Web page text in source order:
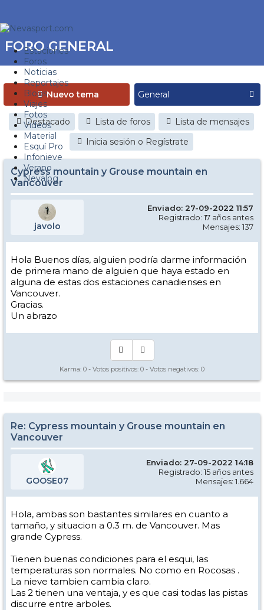
Estaciones
Foros
Noticias
Reportajes
Blogs
Viajes
Fotos
Videos
Material
Esquí Pro
Infonieve
Verano
Nevalog
FORO GENERAL
Nuevo tema
Destacado Lista de foros
Lista de mensajes
Inicia sesión o Regístrate
Cypress mountain y Grouse mountain en
Vancouver
javolo
Enviado: 27-09-2022 11:57
Registrado: 17 años antes
Mensajes: 137
Hola Buenos días, alguien podría darme información
de primera mano de alguien que haya estado en
alguna de estas dos estaciones canadienses en
Vancouver.
Gracias.
Un abrazo
Karma: 0 - Votos positivos: 0 - Votos negativos: 0
Re: Cypress mountain y Grouse mountain en
Vancouver
GOOSE07
Enviado: 27-09-2022 14:18
Registrado: 15 años antes
Mensajes: 1.664
Hola, ambas son bastantes similares en cuanto a
tamaño, y situacion a 0.3 m. de Vancouver. Mas
grande Cypress.
Tienen buenas condiciones para el esqui, las
temperaturas son normales. No como en Rocosas .
La nieve tambien cambia claro.
Las 2 tienen una ventaja, y es que casi todas las pistas
discurre entre arboles.